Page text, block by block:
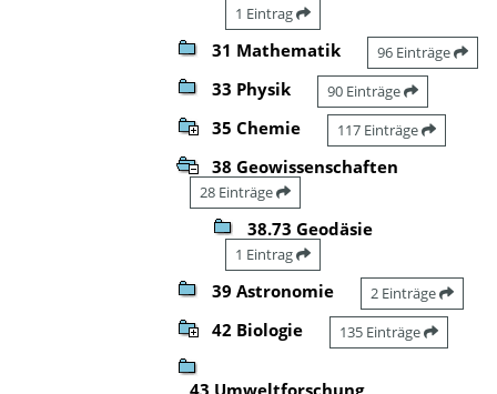
1 Eintrag
31 Mathematik 96 Einträge
33 Physik 90 Einträge
35 Chemie 117 Einträge
38 Geowissenschaften
28 Einträge
38.73 Geodäsie
1 Eintrag
39 Astronomie 2 Einträge
42 Biologie 135 Einträge
43 Umweltforschung,